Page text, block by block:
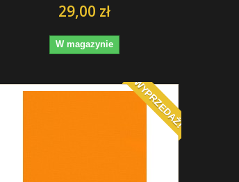
29,00 zł
W magazynie
WYPRZEDAŻ!